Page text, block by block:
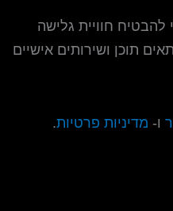
חוויית גלישה
תוכן ושירותים אישיים
ו- מדיניות פרטיות.